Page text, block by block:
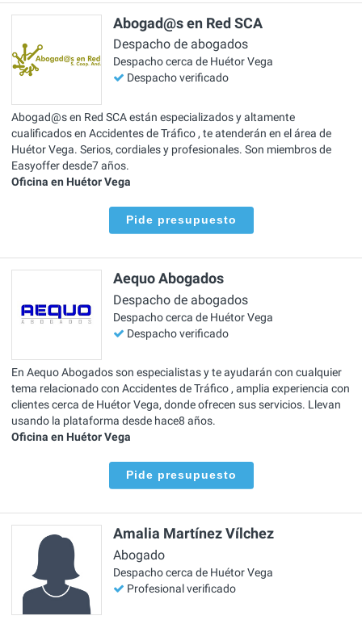
Abogad@s en Red SCA
Despacho de abogados
Despacho cerca de Huétor Vega
Despacho verificado
Abogad@s en Red SCA están especializados y altamente
cualificados en Accidentes de Tráfico , te atenderán en el área de
Huétor Vega. Serios, cordiales y profesionales. Son miembros de
Easyoffer desde7 años.
Oficina en Huétor Vega
Pide presupuesto
Aequo Abogados
Despacho de abogados
Despacho cerca de Huétor Vega
Despacho verificado
En Aequo Abogados son especialistas y te ayudarán con cualquier
tema relacionado con Accidentes de Tráfico , amplia experiencia con
clientes cerca de Huétor Vega, donde ofrecen sus servicios. Llevan
usando la plataforma desde hace8 años.
Oficina en Huétor Vega
Pide presupuesto
Amalia Martínez Vílchez
Abogado
Despacho cerca de Huétor Vega
Profesional verificado